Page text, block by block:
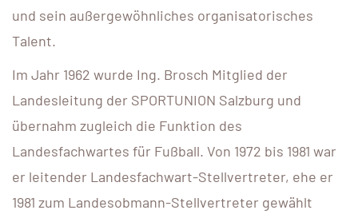
und sein außergewöhnliches organisatorisches
Talent.
Im Jahr 1962 wurde Ing. Brosch Mitglied der
Landesleitung der SPORTUNION Salzburg und
übernahm zugleich die Funktion des
Landesfachwartes für Fußball. Von 1972 bis 1981 war
er leitender Landesfachwart-Stellvertreter, ehe er
1981 zum Landesobmann-Stellvertreter gewählt